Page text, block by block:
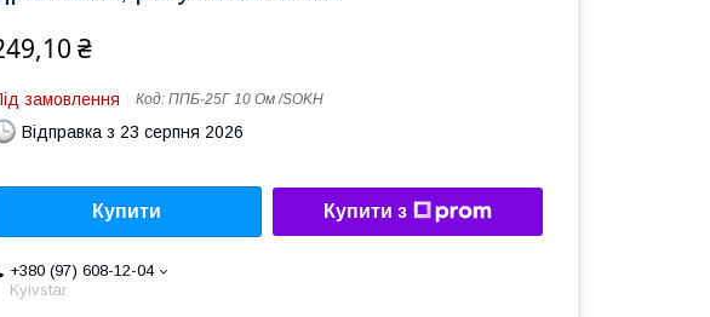
₴
замовлення Код: ППБ-25Г 10 Ом /SOKH
Відправка з 23 серпня 2026
Купити Купити з
+380 (97) 608-12-04
Kyivstar